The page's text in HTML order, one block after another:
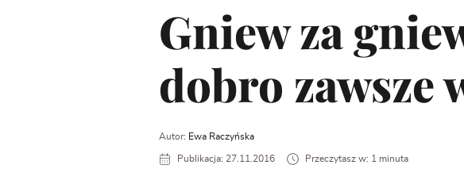
Gniew za
dobro zawsze
Autor: Ewa Raczyńska
Publikacja: 27.11.2016 Przeczytasz w: 1 minuta